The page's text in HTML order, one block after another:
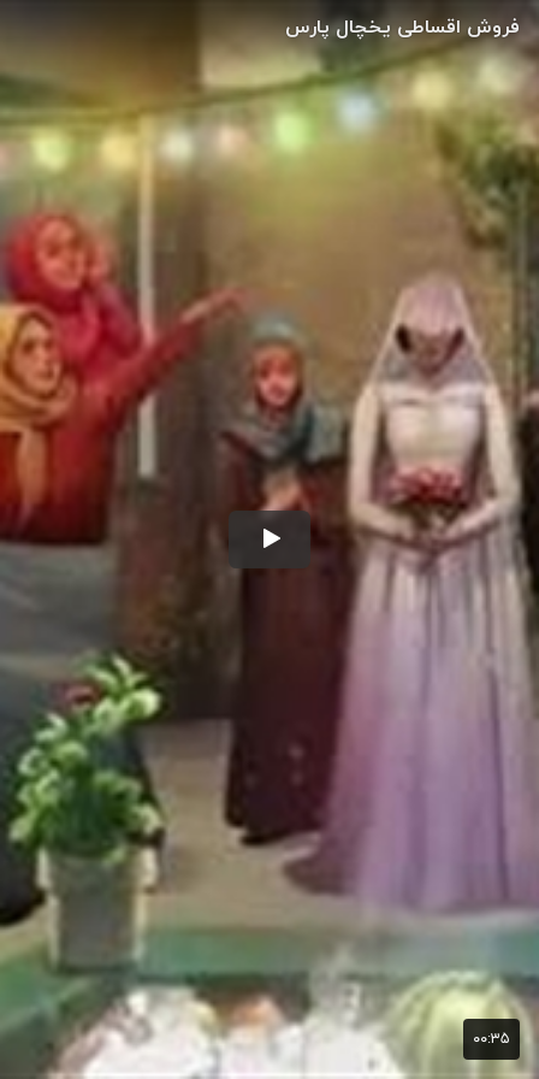
فروش اقساطی یخچال پارس
۰۰:۳۵